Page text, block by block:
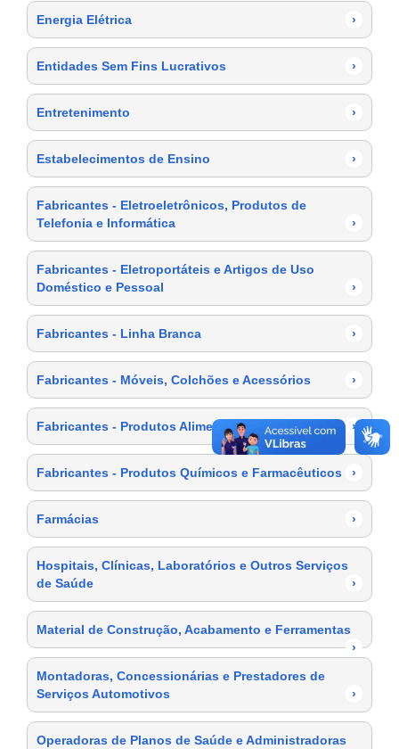
Energia Elétrica ›
Entidades Sem Fins Lucrativos ›
Entretenimento ›
Estabelecimentos de Ensino ›
Fabricantes - Eletroeletrônicos, Produtos de
Telefonia e Informática
›
Fabricantes - Eletroportáteis e Artigos de Uso
Doméstico e Pessoal
›
Fabricantes - Linha Branca ›
Fabricantes - Móveis, Colchões e Acessórios ›
Fabricantes - Produtos Alimentícios ›
Fabricantes - Produtos Químicos e Farmacêuticos ›
Farmácias ›
Hospitais, Clínicas, Laboratórios e Outros Serviços
de Saúde
›
Material de Construção, Acabamento e Ferramentas
›
Montadoras, Concessionárias e Prestadores de
Serviços Automotivos
›
Operadoras de Planos de Saúde e Administradoras